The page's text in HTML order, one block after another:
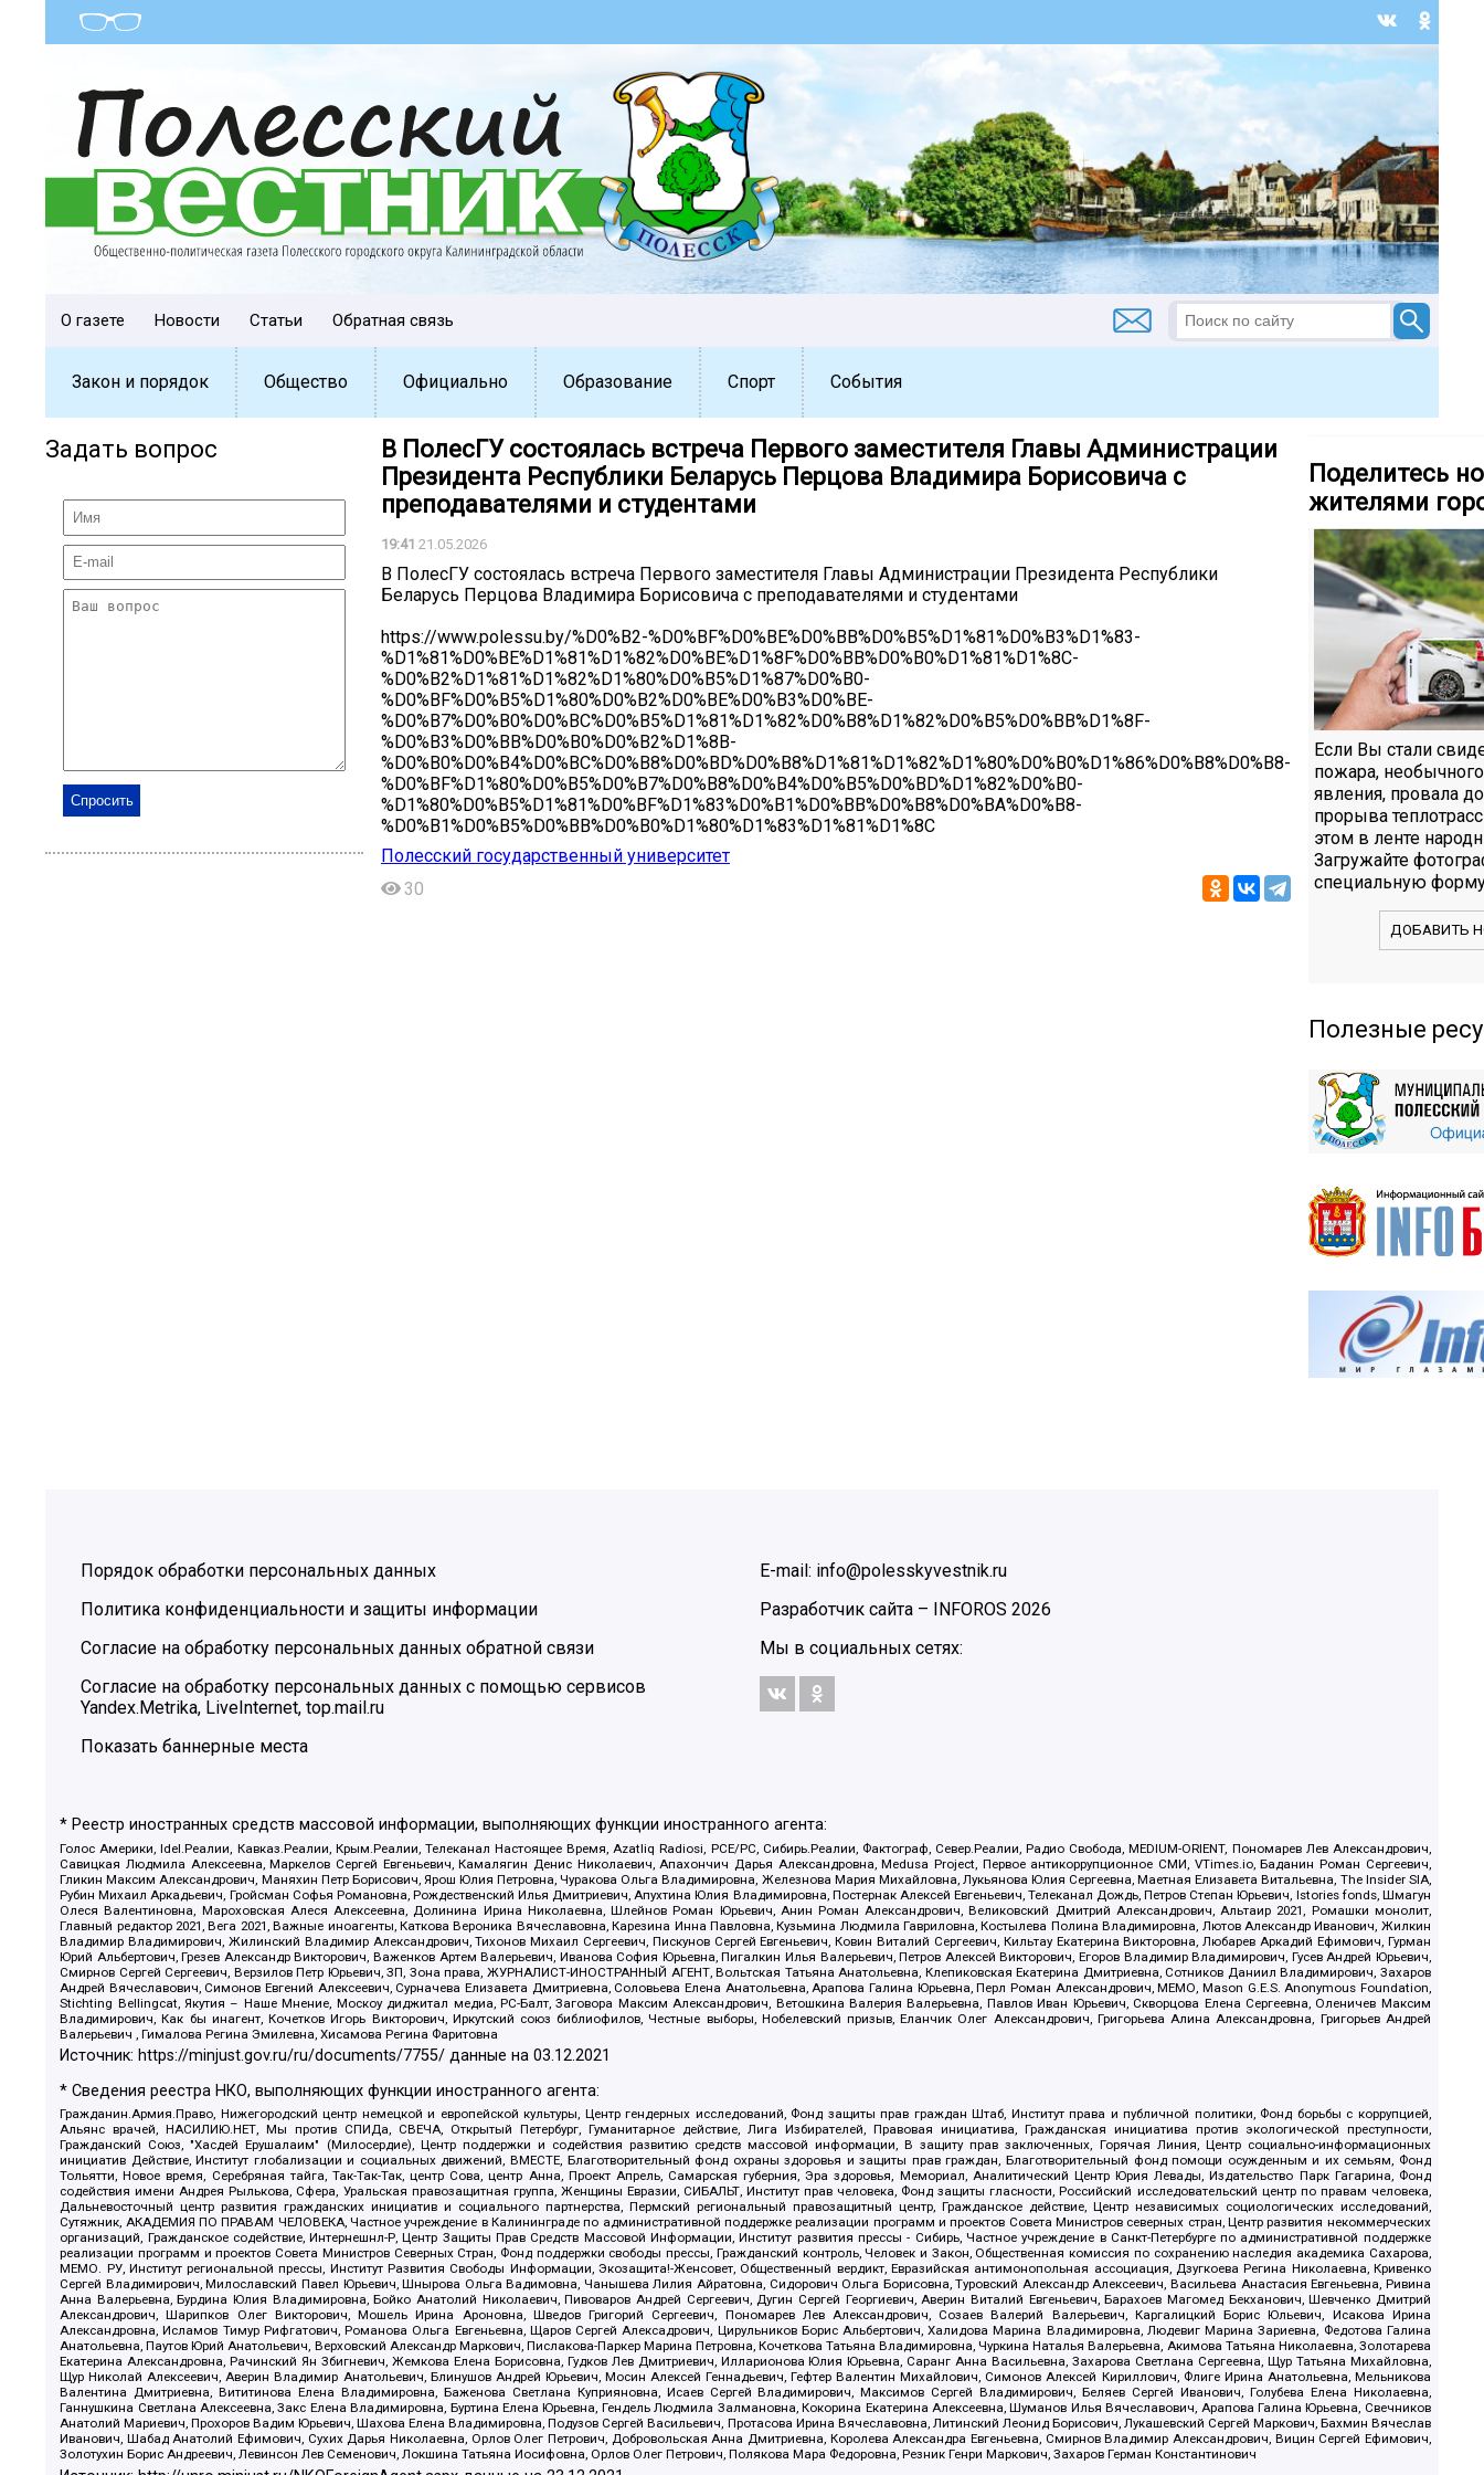
О газете Новости Статьи Обратная связь
Закон и порядок Общество Официально Образование Спорт События
Задать вопрос
В ПолесГУ состоялась встреча Первого заместителя Главы Администрации
Президента Республики Беларусь Перцова Владимира Борисовича с
преподавателями и студентами
19:41 21.05.2026
В ПолесГУ состоялась встреча Первого заместителя Главы Администрации Президента Республики
Беларусь Перцова Владимира Борисовича с преподавателями и студентами
https://www.polessu.by/%D0%B2-%D0%BF%D0%BE%D0%BB%D0%B5%D1%81%D0%B3%D1%83-
%D1%81%D0%BE%D1%81%D1%82%D0%BE%D1%8F%D0%BB%D0%B0%D1%81%D1%8C-
%D0%B2%D1%81%D1%82%D1%80%D0%B5%D1%87%D0%B0-
%D0%BF%D0%B5%D1%80%D0%B2%D0%BE%D0%B3%D0%BE-
%D0%B7%D0%B0%D0%BC%D0%B5%D1%81%D1%82%D0%B8%D1%82%D0%B5%D0%BB%D1%8F-
%D0%B3%D0%BB%D0%B0%D0%B2%D1%8B-
%D0%B0%D0%B4%D0%BC%D0%B8%D0%BD%D0%B8%D1%81%D1%82%D1%80%D0%B0%D1%86%D0%B8%D0%B8-
%D0%BF%D1%80%D0%B5%D0%B7%D0%B8%D0%B4%D0%B5%D0%BD%D1%82%D0%B0-
%D1%80%D0%B5%D1%81%D0%BF%D1%83%D0%B1%D0%BB%D0%B8%D0%BA%D0%B8-
%D0%B1%D0%B5%D0%BB%D0%B0%D1%80%D1%83%D1%81%D1%8C
Полесский государственный университет
30
Поделитесь
жителями
Если Вы стали
пожара,
явления, провала
прорыва
этом в ленте
Загружайте
специальную
ДОБАВИТЬ
Полезные
Порядок обработки персональных данных
Политика конфиденциальности и защиты информации
Согласие на обработку персональных данных обратной связи
Согласие на обработку персональных данных с помощью сервисов
Yandex.Metrika, LiveInternet, top.mail.ru
Показать баннерные места
E-mail: info@polesskyvestnik.ru
Разработчик сайта – INFOROS 2026
Мы в социальных сетях:
* Реестр иностранных средств массовой информации, выполняющих функции иностранного агента:
Голос Америки, Idel.Реалии, Кавказ.Реалии, Крым.Реалии, Телеканал Настоящее Время, Azatliq Radiosi, PCE/PC, Сибирь.Реалии, Фактограф, Север.Реалии, Радио Свобода, MEDIUM-ORIENT, Пономарев Лев Александрович,
Савицкая Людмила Алексеевна, Маркелов Сергей Евгеньевич, Камалягин Денис Николаевич, Апахончич Дарья Александровна, Medusa Project, Первое антикоррупционное СМИ, VTimes.io, Баданин Роман Сергеевич,
Гликин Максим Александрович, Маняхин Петр Борисович, Ярош Юлия Петровна, Чуракова Ольга Владимировна, Железнова Мария Михайловна, Лукьянова Юлия Сергеевна, Маетная Елизавета Витальевна, The Insider SIA,
Рубин Михаил Аркадьевич, Гройсман Софья Романовна, Рождественский Илья Дмитриевич, Апухтина Юлия Владимировна, Постернак Алексей Евгеньевич, Телеканал Дождь, Петров Степан Юрьевич, Istories fonds, Шмагун
Олеся Валентиновна, Мароховская Алеся Алексеевна, Долинина Ирина Николаевна, Шлейнов Роман Юрьевич, Анин Роман Александрович, Великовский Дмитрий Александрович, Альтаир 2021, Ромашки монолит,
Главный редактор 2021, Вега 2021, Важные иноагенты, Каткова Вероника Вячеславовна, Карезина Инна Павловна, Кузьмина Людмила Гавриловна, Костылева Полина Владимировна, Лютов Александр Иванович, Жилкин
Владимир Владимирович, Жилинский Владимир Александрович, Тихонов Михаил Сергеевич, Пискунов Сергей Евгеньевич, Ковин Виталий Сергеевич, Кильтау Екатерина Викторовна, Любарев Аркадий Ефимович, Гурман
Юрий Альбертович, Грезев Александр Викторович, Важенков Артем Валерьевич, Иванова София Юрьевна, Пигалкин Илья Валерьевич, Петров Алексей Викторович, Егоров Владимир Владимирович, Гусев Андрей Юрьевич,
Смирнов Сергей Сергеевич, Верзилов Петр Юрьевич, ЗП, Зона права, ЖУРНАЛИСТ-ИНОСТРАННЫЙ АГЕНТ, Вольтская Татьяна Анатольевна, Клепиковская Екатерина Дмитриевна, Сотников Даниил Владимирович, Захаров
Андрей Вячеславович, Симонов Евгений Алексеевич, Сурначева Елизавета Дмитриевна, Соловьева Елена Анатольевна, Арапова Галина Юрьевна, Перл Роман Александрович, МЕМО, Mason G.E.S. Anonymous Foundation,
Stichting Bellingcat, Якутия – Наше Мнение, Москоу диджитал медиа, РС-Балт, Заговора Максим Александрович, Ветошкина Валерия Валерьевна, Павлов Иван Юрьевич, Скворцова Елена Сергеевна, Оленичев Максим
Владимирович, Как бы инагент, Кочетков Игорь Викторович, Иркутский союз библиофилов, Честные выборы, Нобелевский призыв, Еланчик Олег Александрович, Григорьева Алина Александровна, Григорьев Андрей
Валерьевич , Гималова Регина Эмилевна, Хисамова Регина Фаритовна
Источник: https://minjust.gov.ru/ru/documents/7755/ данные на03.12.2021
* Сведения реестра НКО, выполняющих функции иностранного агента:
Гражданин.Армия.Право, Нижегородский центр немецкой и европейской культуры, Центр гендерных исследований, Фонд защиты прав граждан Штаб, Институт права и публичной политики, Фонд борьбы с коррупцией,
Альянс врачей, НАСИЛИЮ.НЕТ, Мы против СПИДа, СВЕЧА, Открытый Петербург, Гуманитарное действие, Лига Избирателей, Правовая инициатива, Гражданская инициатива против экологической преступности,
Гражданский Союз, "Хасдей Ерушалаим" (Милосердие), Центр поддержки и содействия развитию средств массовой информации, В защиту прав заключенных, Горячая Линия, Центр социально-информационных
инициатив Действие, Институт глобализации и социальных движений, ВМЕСТЕ, Благотворительный фонд охраны здоровья и защиты прав граждан, Благотворительный фонд помощи осужденным и их семьям, Фонд
Тольятти, Новое время, Серебряная тайга, Так-Так-Так, центр Сова, центр Анна, Проект Апрель, Самарская губерния, Эра здоровья, Мемориал, Аналитический Центр Юрия Левады, Издательство Парк Гагарина, Фонд
содействия имени Андрея Рылькова, Сфера, Уральская правозащитная группа, Женщины Евразии, СИБАЛЬТ, Институт прав человека, Фонд защиты гласности, Российский исследовательский центр по правам человека,
Дальневосточный центр развития гражданских инициатив и социального партнерства, Пермский региональный правозащитный центр, Гражданское действие, Центр независимых социологических исследований,
Сутяжник, АКАДЕМИЯ ПО ПРАВАМ ЧЕЛОВЕКА, Частное учреждение в Калининграде по административной поддержке реализации программ и проектов Совета Министров северных стран, Центр развития некоммерческих
организаций, Гражданское содействие, Интернешнл-Р, Центр Защиты Прав Средств Массовой Информации, Институт развития прессы - Сибирь, Частное учреждение в Санкт-Петербурге по административной поддержке
реализации программ и проектов Совета Министров Северных Стран, Фонд поддержки свободы прессы, Гражданский контроль, Человек и Закон, Общественная комиссия по сохранению наследия академика Сахарова,
МЕМО. РУ, Институт региональной прессы, Институт Развития Свободы Информации, Экозащита!-Женсовет, Общественный вердикт, Евразийская антимонопольная ассоциация, Дзугкоева Регина Николаевна, Кривенко
Сергей Владимирович, Милославский Павел Юрьевич, Шнырова Ольга Вадимовна, Чанышева Лилия Айратовна, Сидорович Ольга Борисовна, Туровский Александр Алексеевич, Васильева Анастасия Евгеньевна, Ривина
Анна Валерьевна, Бурдина Юлия Владимировна, Бойко Анатолий Николаевич, Пивоваров Андрей Сергеевич, Дугин Сергей Георгиевич, Аверин Виталий Евгеньевич, Барахоев Магомед Бекханович, Шевченко Дмитрий
Александрович, Шарипков Олег Викторович, Мошель Ирина Ароновна, Шведов Григорий Сергеевич, Пономарев Лев Александрович, Созаев Валерий Валерьевич, Каргалицкий Борис Юльевич, Исакова Ирина
Александровна, Исламов Тимур Рифгатович, Романова Ольга Евгеньевна, Щаров Сергей Алексадрович, Цирульников Борис Альбертович, Халидова Марина Владимировна, Людевиг Марина Зариевна, Федотова Галина
Анатольевна, Паутов Юрий Анатольевич, Верховский Александр Маркович, Пислакова-Паркер Марина Петровна, Кочеткова Татьяна Владимировна, Чуркина Наталья Валерьевна, Акимова Татьяна Николаевна, Золотарева
Екатерина Александровна, Рачинский Ян Збигневич, Жемкова Елена Борисовна, Гудков Лев Дмитриевич, Илларионова Юлия Юрьевна, Саранг Анна Васильевна, Захарова Светлана Сергеевна, Щур Татьяна Михайловна,
Щур Николай Алексеевич, Аверин Владимир Анатольевич, Блинушов Андрей Юрьевич, Мосин Алексей Геннадьевич, Гефтер Валентин Михайлович, Симонов Алексей Кириллович, Флиге Ирина Анатольевна, Мельникова
Валентина Дмитриевна, Вититинова Елена Владимировна, Баженова Светлана Куприяновна, Исаев Сергей Владимирович, Максимов Сергей Владимирович, Беляев Сергей Иванович, Голубева Елена Николаевна,
Ганнушкина Светлана Алексеевна, Закс Елена Владимировна, Буртина Елена Юрьевна, Гендель Людмила Залмановна, Кокорина Екатерина Алексеевна, Шуманов Илья Вячеславович, Арапова Галина Юрьевна, Свечников
Анатолий Мариевич, Прохоров Вадим Юрьевич, Шахова Елена Владимировна, Подузов Сергей Васильевич, Протасова Ирина Вячеславовна, Литинский Леонид Борисович, Лукашевский Сергей Маркович, Бахмин Вячеслав
Иванович, Шабад Анатолий Ефимович, Сухих Дарья Николаевна, Орлов Олег Петрович, Добровольская Анна Дмитриевна, Королева Александра Евгеньевна, Смирнов Владимир Александрович, Вицин Сергей Ефимович,
Золотухин Борис Андреевич, Левинсон Лев Семенович, Локшина Татьяна Иосифовна, Орлов Олег Петрович, Полякова Мара Федоровна, Резник Генри Маркович, Захаров Герман Константинович